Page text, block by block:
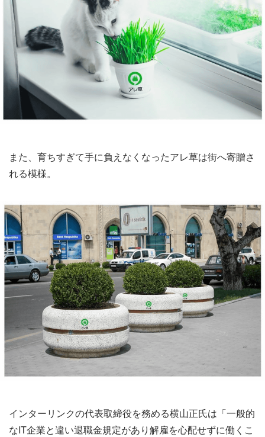
また、育ちすぎて手に負えなくなったアレ草は街へ寄贈さ
れる模様。
インターリンクの代表取締役を務める横山正氏は「一般的
なIT企業と違い退職金規定があり解雇を心配せずに働くこ